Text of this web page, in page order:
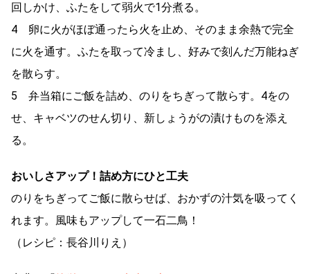
回しかけ、ふたをして弱火で1分煮る。
4 卵に火がほぼ通ったら火を止め、そのまま余熱で完全
に火を通す。ふたを取って冷まし、好みで刻んだ万能ねぎ
を散らす。
5 弁当箱にご飯を詰め、のりをちぎって散らす。4をの
せ、キャベツのせん切り、新しょうがの漬けものを添え
る。
おいしさアップ！詰め方にひと工夫
のりをちぎってご飯に散らせば、おかずの汁気を吸ってく
れます。風味もアップして一石二鳥！
（レシピ：長谷川りえ）